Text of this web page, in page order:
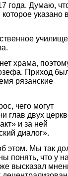
года. Думаю,
указано
храма,
Приход
рязанские
чего могут
глав двух
и за ней
диалог».
этом. Мы так
понять, что у
высказал